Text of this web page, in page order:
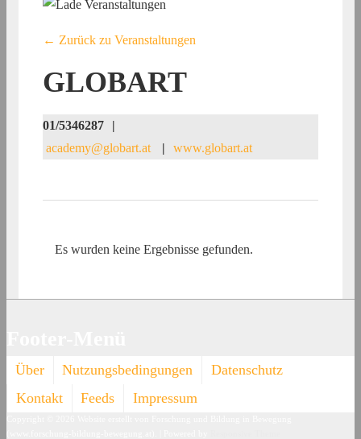
← Zurück zu Veranstaltungen
GLOBART
01/5346287
|
academy@globart.at
| www.globart.at
Es wurden keine Ergebnisse gefunden.
Über Nutzungsbedingungen
Datenschutz
Kontakt
Feeds Impressum